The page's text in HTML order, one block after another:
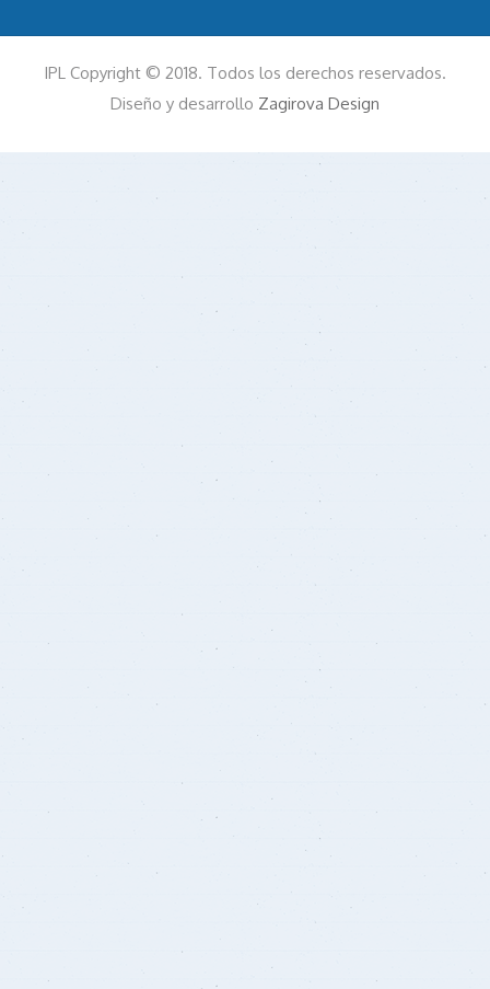
IPL Copyright © 2018. Todos los derechos reservados.
Diseño y desarrollo Zagirova Design